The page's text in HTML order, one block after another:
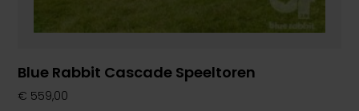
Blue Rabbit Cascade Speeltoren
€ 559,00